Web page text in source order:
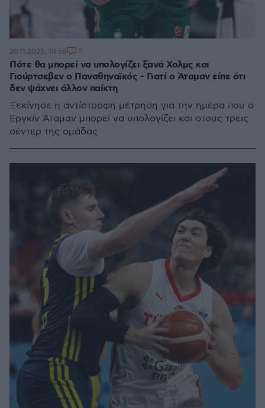
Πότε θα μπορεί να υπολογίζει ξανά Χολμς και
Γιούρτσεβεν ο Παναθηναϊκός - Γιατί ο Άταμαν είπε ότι
δεν ψάχνει άλλον παίκτη
Ξεκίνησε η αντίστροφη μέτρηση για την ημέρα που ο
Εργκίν Άταμαν μπορεί να υπολογίζει και στους τρεις
σέντερ της ομάδας
20.11.2025, 10:58 5